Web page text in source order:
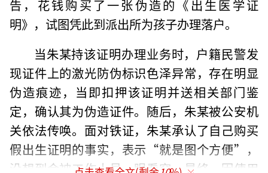
告，花钱购买了一张伪造的《出生医学证
明》，试图凭此到派出所为孩子办理落户。
当朱某持该证明办理业务时，户籍民警发
现证件上的激光防伪标识色泽异常，存在明显
伪造痕迹，当即扣押该证明并送相关部门鉴
定，确认其为伪造证件。随后，朱某被公安机
关依法传唤。面对铁证，朱某承认了自己购买
假出生证明的事实，表示“就是图个方便”，
没想到会被工作人员一眼看穿。最终，因使用